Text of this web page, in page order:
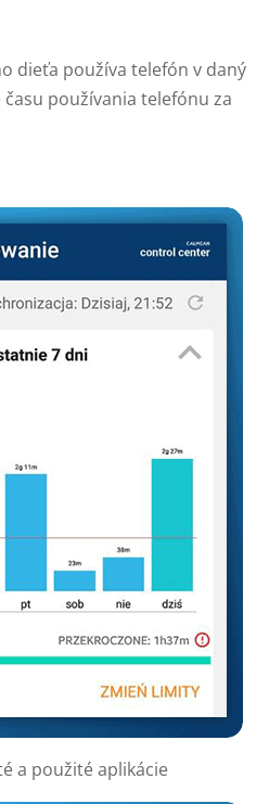
dieťa používa telefón v daný
používania telefónu za
a použité aplikácie